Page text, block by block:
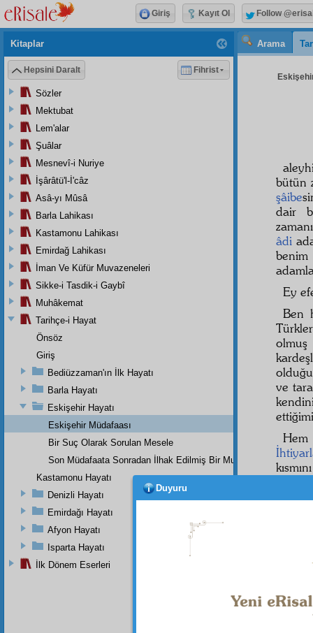
Arama
bütün
şâibe
dair
âdi
benim
Ey
Ben
ve
Hem
Kitaplar
Hepsini Daralt Fihrist
Sözler
Mektubat
Lem'alar
Şuâlar
Mesnevî-i Nuriye
İşârâtü'l-İ'câz
Asâ-yı Mûsâ
Barla Lahikası
Kastamonu Lahikası
Emirdağ Lahikası
İman Ve Küfür Muvazeneleri
Sikke-i Tasdik-i Gaybî
Muhâkemat
Tarihçe-i Hayat
Önsöz
Giriş
Bediüzzaman'ın İlk Hayatı
Barla Hayatı
Eskişehir Hayatı
Eskişehir Müdafaası
Bir Suç Olarak Sorulan Mesele
Son Müdafaata Sonradan İlhak Edilmiş Bir Mukaddeme
Kastamonu Hayatı
Denizli Hayatı
Emirdağı Hayatı
Afyon Hayatı
Isparta Hayatı
İlk Dönem Eserleri
Giriş Kayıt Ol Follow
Duyuru